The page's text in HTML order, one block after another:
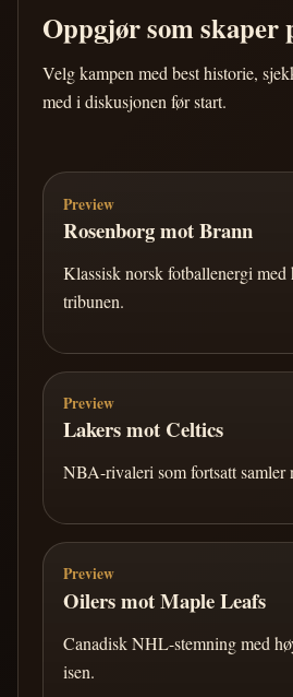
Oppgjør som skaper
Velg kampen med best historie,
med i diskusjonen før start.
Preview
Rosenborg mot Brann
Klassisk norsk fotballenergi med
tribunen.
Preview
Lakers mot Celtics
NBA-rivaleri som fortsatt samler
Preview
Oilers mot Maple Leafs
Canadisk NHL-stemning med
isen.